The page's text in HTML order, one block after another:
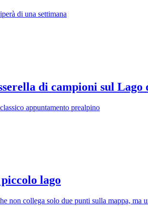
di una settimana
di campioni sul Lago
appuntamento prealpino
lago
non collega solo due punti sulla mappa, ma